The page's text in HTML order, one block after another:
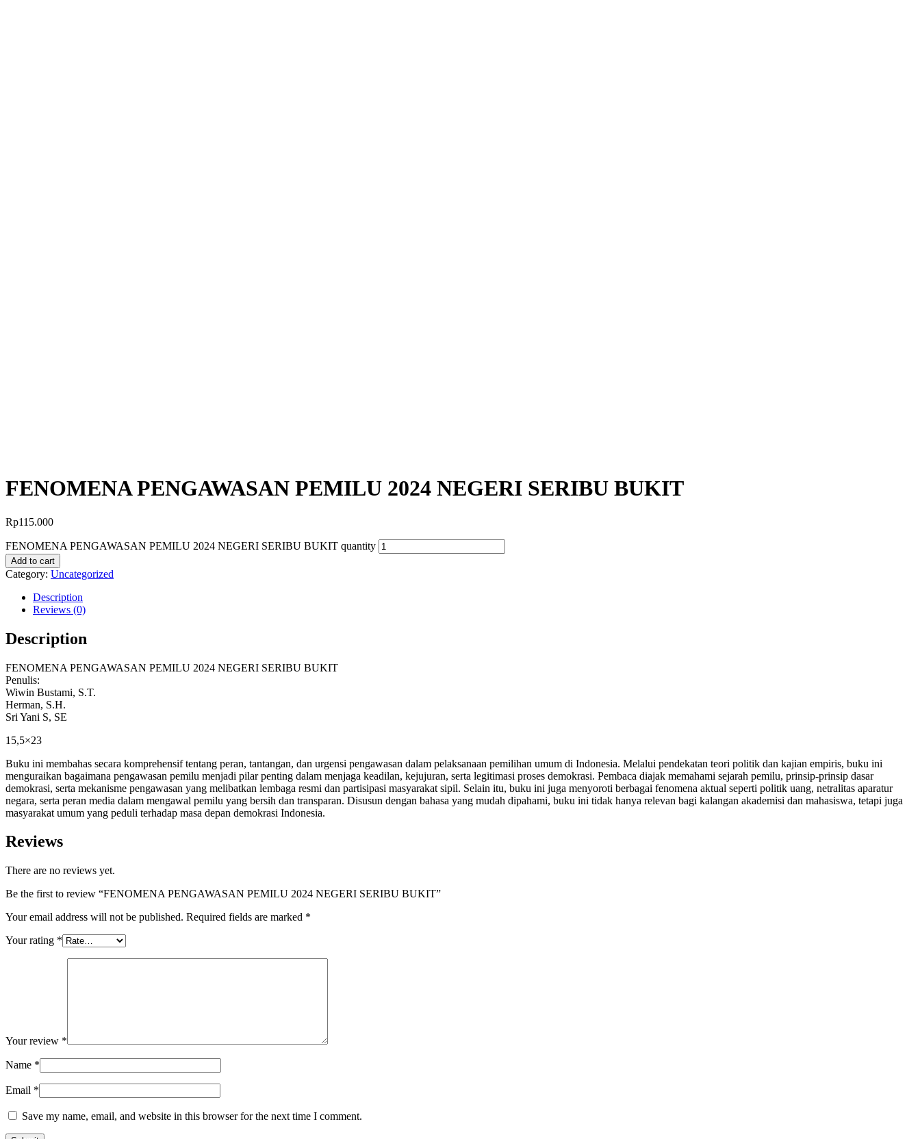
FENOMENA PENGAWASAN PEMILU 2024 NEGERI SERIBU BUKIT
Rp115.000
FENOMENA PENGAWASAN PEMILU 2024 NEGERI SERIBU BUKIT quantity
Add to cart
Category: Uncategorized
Description
Reviews (0)
Description
FENOMENA PENGAWASAN PEMILU 2024 NEGERI SERIBU BUKIT
Penulis:
Wiwin Bustami, S.T.
Herman, S.H.
Sri Yani S, SE
15,5×23
Buku ini membahas secara komprehensif tentang peran, tantangan, dan urgensi pengawasan dalam pelaksanaan pemilihan umum di Indonesia. Melalui pendekatan teori politik dan kajian empiris, buku ini
menguraikan bagaimana pengawasan pemilu menjadi pilar penting dalam menjaga keadilan, kejujuran, serta legitimasi proses demokrasi. Pembaca diajak memahami sejarah pemilu, prinsip-prinsip dasar
demokrasi, serta mekanisme pengawasan yang melibatkan lembaga resmi dan partisipasi masyarakat sipil. Selain itu, buku ini juga menyoroti berbagai fenomena aktual seperti politik uang, netralitas aparatur
negara, serta peran media dalam mengawal pemilu yang bersih dan transparan. Disusun dengan bahasa yang mudah dipahami, buku ini tidak hanya relevan bagi kalangan akademisi dan mahasiswa, tetapi juga
masyarakat umum yang peduli terhadap masa depan demokrasi Indonesia.
Reviews
There are no reviews yet.
Be the first to review “FENOMENA PENGAWASAN PEMILU 2024 NEGERI SERIBU BUKIT”
Your email address will not be published. Required fields are marked *
Your rating *
Your review *
Name *
Email *
Save my name, email, and website in this browser for the next time I comment.